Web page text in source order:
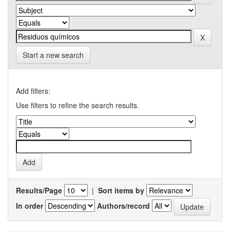
Start a new search
Add filters:
Use filters to refine the search results.
Results/Page | Sort items by
In order
Authors/record